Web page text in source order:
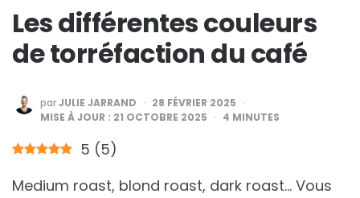
Les différentes couleurs
de torréfaction du café
PUBLIÉ
PAR
parJULIE JARRAND
28 FÉVRIER 2025
MISE À JOUR : 21 OCTOBRE 2025 4 MINUTES
5 (5)
Medium roast, blond roast, dark roast… Vous